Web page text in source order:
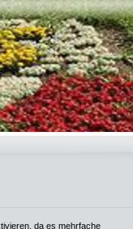
da es mehrfache